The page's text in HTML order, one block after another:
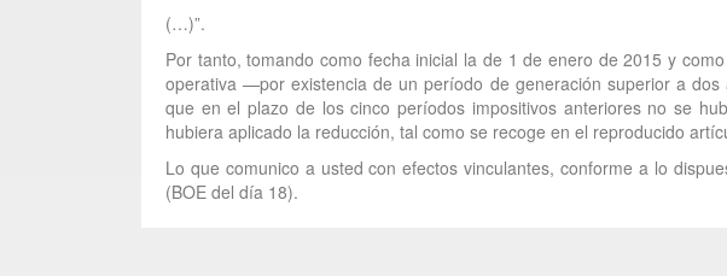
(…)”.
Por tanto, tomando como fecha inicial la de 1 de enero de 2015 y
operativa —por existencia de un período de generación superior a
que en el plazo de los cinco períodos impositivos anteriores no se
hubiera aplicado la reducción, tal como se recoge en el reproducido
Lo que comunico a usted con efectos vinculantes, conforme a lo
(BOE del día 18).